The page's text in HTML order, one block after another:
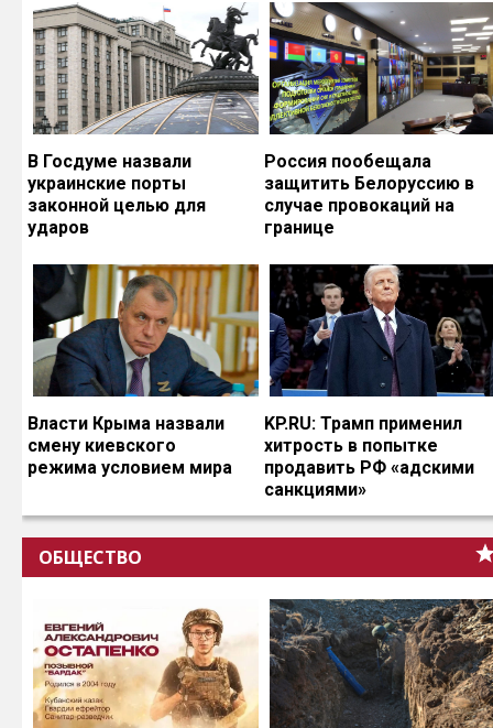
В Госдуме назвали
украинские порты
законной целью для
ударов
Россия пообещала
защитить Белоруссию в
случае провокаций на
границе
Власти Крыма назвали
смену киевского
режима условием мира
KP.RU: Трамп применил
хитрость в попытке
продавить РФ «адскими
санкциями»
ОБЩЕСТВО